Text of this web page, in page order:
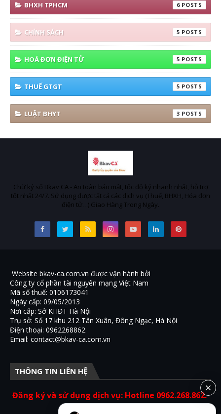
BHXH TPHCM 6
CHÍNH SÁCH 5
HOÁ ĐƠN ĐIỆN TỬ 5
THUẾ GTGT 5
LUẬT BHYT 3
Chữ ký số Bkav CA - An toàn bảo mật, tốc độ ký nhanh nhất, hỗ trợ
tốt nhất 24/7. Sử dụng được tất cả các dịch vụ (Thuế, BHXH, Hóa đơn
điện tử…) Giao Hàng Trong Ngày.
Website bkav-ca.com.vn được vận hành bởi
Công ty cổ phần tài nguyên mạng Việt Nam
Mã số thuế: 0106173041
Ngày cấp: 09/05/2013
Nơi cấp: Sở KHĐT Hà Nội
Trụ sở: Số 17 khu 212 Tân Xuân, Đông Ngạc, Hà Nội
Điện thoại: 0962268862
Email: contact@bkav-ca.com.vn
THÔNG TIN LIÊN HỆ
Đăng ký và sử dụng dịch vụ: Hotline 0962.268.862.